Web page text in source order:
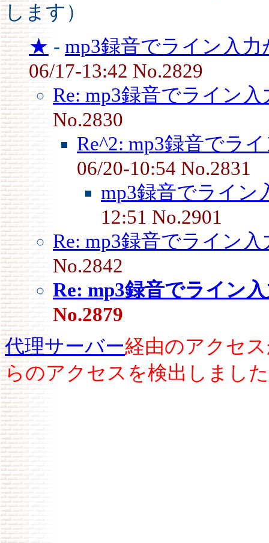
します）
★ - mp3録音でライン入
06/17-13:42 No.2829
Re: mp3録音でライン
No.2830
Re^2: mp3録音でラ
06/20-10:54 No.2831
mp3録音でライン
12:51 No.2901
Re: mp3録音でライン
No.2842
Re: mp3録音でライン
No.2879
代理サーバー経由のアクセ
らのアクセスを検出しまし